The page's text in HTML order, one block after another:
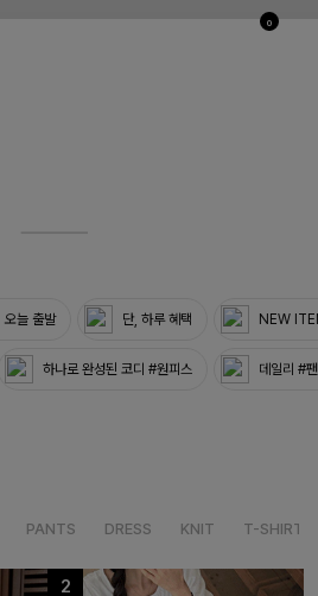
0
오늘 출발 단, 하루 혜택 NEW
하나로 완성된 코디 #원피스 데일리 #
PANTS DRESS KNIT T-SHIRT